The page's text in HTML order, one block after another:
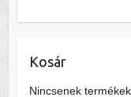
Kosár
Nincsenek